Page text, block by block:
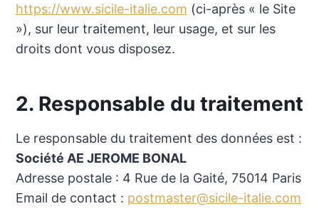
https://www.sicile-italie.com (ci-après « le Site
»), sur leur traitement, leur usage, et sur les
droits dont vous disposez.
2. Responsable du traitement
Le responsable du traitement des données est :
Société AE JEROME BONAL
Adresse postale : 4 Rue de la Gaité, 75014 Paris
Email de contact : postmaster@sicile-italie.com